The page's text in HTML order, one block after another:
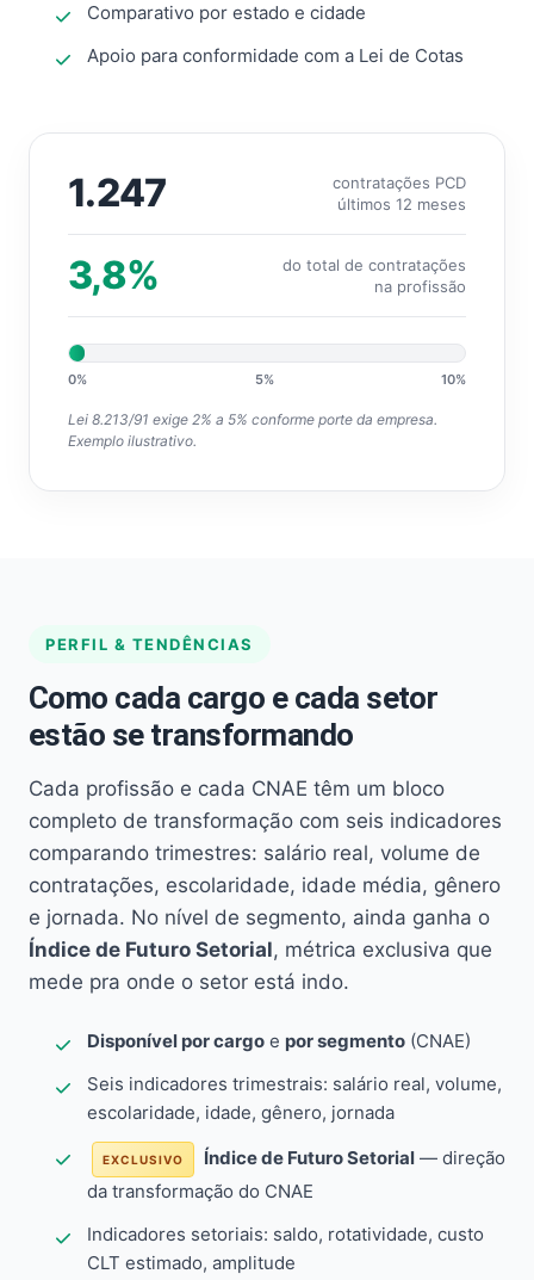
Comparativo por estado e cidade
Apoio para conformidade com a Lei de Cotas
1.247
contratações PCD
últimos 12 meses
3,8%
do total de contratações
na profissão
0% 5% 10%
Lei 8.213/91 exige 2% a 5% conforme porte da empresa.
Exemplo ilustrativo.
PERFIL & TENDÊNCIAS
Como cada cargo e cada setor
estão se transformando
Cada profissão e cada CNAE têm um bloco
completo de transformação com seis indicadores
comparando trimestres: salário real, volume de
contratações, escolaridade, idade média, gênero
e jornada. No nível de segmento, ainda ganha o
Índice de Futuro Setorial, métrica exclusiva que
mede pra onde o setor está indo.
Disponível por cargo e por segmento (CNAE)
Seis indicadores trimestrais: salário real, volume,
escolaridade, idade, gênero, jornada
EXCLUSIVO Índice de Futuro Setorial — direção
da transformação do CNAE
Indicadores setoriais: saldo, rotatividade, custo
CLT estimado, amplitude